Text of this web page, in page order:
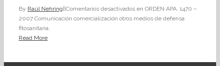
By Raúl Nehring Comentarios desactivados en ORDEN APA. 1470 –
2007 Comunicación comercialización otros medios de defensa
fitosanitaria.
Read More